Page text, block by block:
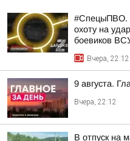
#СпецыПВО.
охоту на
боевиков
Вчера, 22:12
9 августа.
Вчера, 22:12
В отпуск на